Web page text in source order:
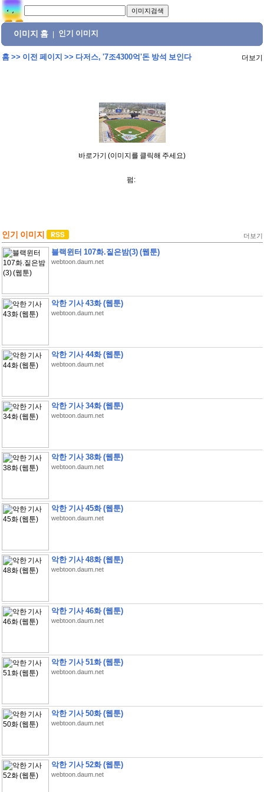
이미지 홈 인기 이미지
홈>> 이전 페이지 >> 다저스, '7조4300억'돈 방석 보인다 더보기
바로가기 (이미지를 클릭해 주세요)
펌:
인기 이미지 더보기
블랙윈터 107화.짙은밤(3) (웹툰)
webtoon.daum.net
악한 기사 43화 (웹툰)
webtoon.daum.net
악한 기사 44화 (웹툰)
webtoon.daum.net
악한 기사 34화 (웹툰)
webtoon.daum.net
악한 기사 38화 (웹툰)
webtoon.daum.net
악한 기사 45화 (웹툰)
webtoon.daum.net
악한 기사 48화 (웹툰)
webtoon.daum.net
악한 기사 46화 (웹툰)
webtoon.daum.net
악한 기사 51화 (웹툰)
webtoon.daum.net
악한 기사 50화 (웹툰)
webtoon.daum.net
악한 기사 52화 (웹툰)
webtoon.daum.net